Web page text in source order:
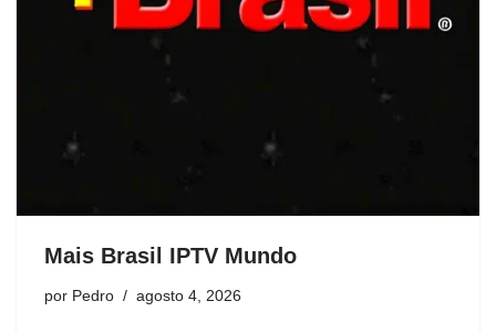
Mais Brasil IPTV Mundo
por Pedro agosto 4, 2026